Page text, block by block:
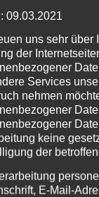
der
Bestand
nimmt uns der
auf eine
einem
09.03.2021
uns sehr über
der
Services
nehmen
keine
der
E-Mail-